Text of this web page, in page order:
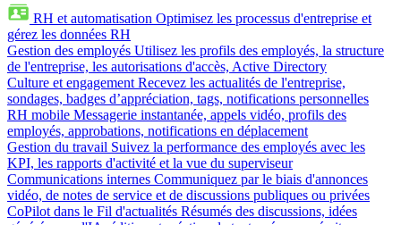
RH et automatisation Optimisez les processus d'entreprise et
gérez les données RH
Gestion des employés Utilisez les profils des employés, la structure
de l'entreprise, les autorisations d'accès, Active Directory
Culture et engagement Recevez les actualités de l'entreprise,
sondages, badges d’appréciation, tags, notifications personnelles
RH mobile Messagerie instantanée, appels vidéo, profils des
employés, approbations, notifications en déplacement
Gestion du travail Suivez la performance des employés avec les
KPI, les rapports d'activité et la vue du superviseur
Communications internes Communiquez par le biais d'annonces
vidéo, de notes de service et de discussions publiques ou privées
CoPilot dans le Fil d'actualités Résumés des discussions, idées